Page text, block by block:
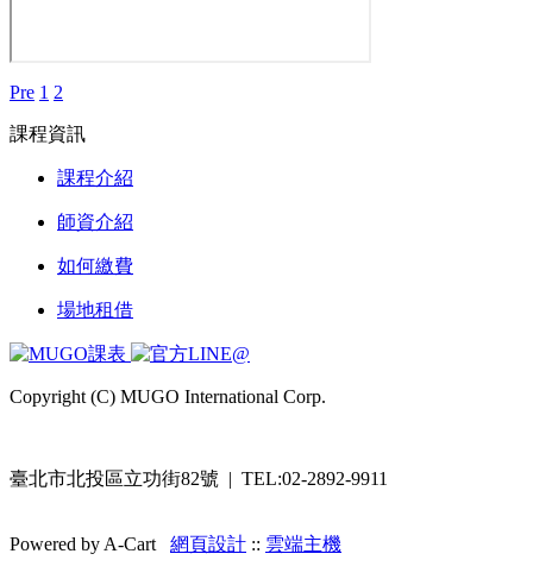
Pre 1 2
課程資訊
課程介紹
師資介紹
如何繳費
場地租借
Copyright (C) MUGO International Corp.
臺北市北投區立功街82號 | TEL:02-2892-9911
Powered by A-Cart 網頁設計 :: 雲端主機